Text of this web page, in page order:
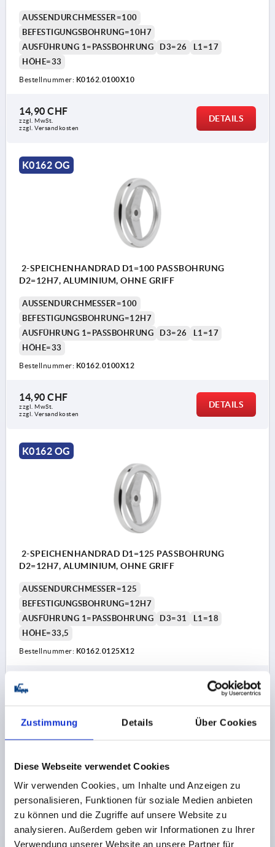
Zustimmung Details Über Cookies
Diese Webseite verwendet Cookies
Wir verwenden Cookies, um Inhalte und Anzeigen zu
personalisieren, Funktionen für soziale Medien anbieten
zu können und die Zugriffe auf unsere Website zu
analysieren. Außerdem geben wir Informationen zu Ihrer
Verwendung unserer Website an unsere Partner für
AUSSENDURCHMESSER=100
BEFESTIGUNGSBOHRUNG=10H7
AUSFÜHRUNG 1=PASSBOHRUNG
D3=26
L1=17
HÖHE=33
Bestellnummer: K0162.0100X10
14,90 CHF
zzgl. MwSt.
zzgl. Versandkosten
DETAILS
K0162 OG
2-SPEICHENHANDRAD D1=100 PASSBOHRUNG
D2=12H7, ALUMINIUM, OHNE GRIFF
AUSSENDURCHMESSER=100
BEFESTIGUNGSBOHRUNG=12H7
AUSFÜHRUNG 1=PASSBOHRUNG
D3=26
L1=17
HÖHE=33
Bestellnummer: K0162.0100X12
14,90 CHF
zzgl. MwSt.
zzgl. Versandkosten
DETAILS
K0162 OG
2-SPEICHENHANDRAD D1=125 PASSBOHRUNG
D2=12H7, ALUMINIUM, OHNE GRIFF
AUSSENDURCHMESSER=125
BEFESTIGUNGSBOHRUNG=12H7
AUSFÜHRUNG 1=PASSBOHRUNG
D3=31
L1=18
HÖHE=33,5
Bestellnummer: K0162.0125X12
17,26 CHF
zzgl. MwSt.
DETAILS
K0162 OG
2-SPEICHENHANDRAD D1=125 PASSBOHRUNG